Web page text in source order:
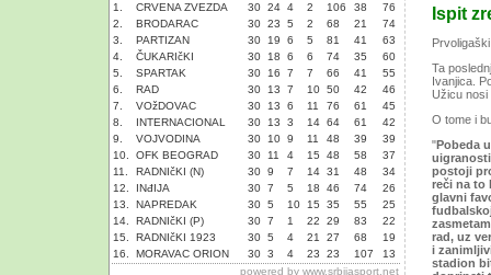
1. CRVENA ZVEZDA 30 24 4 2 106 38
76
2.
BRODARAC 30 23 5 2 68 21
74
3.
PARTIZAN 30 19 6 5 81 41
63
4.
ČUKARIčKI 30 18 6 6 74 35
60
5.
SPARTAK 30 16 7 7 66 41
55
6.
RAD 30 13 7 10 50 42
46
7.
VOžDOVAC 30 13 6 11 76 61
45
8.
INTERNACIONAL 30 13 3 14 64 61
42
9.
VOJVODINA 30 10 9 11 48 39
39
10.
OFK BEOGRAD 30 11 4 15 48 58
37
11.
RADNIčKI (N) 30 9 7 14 31 48
34
12.
INđIJA 30 7 5 18 46 74
26
13.
NAPREDAK 30 5 10 15 35 55
25
14.
RADNIčKI (P) 30 7 1 22 29 83
22
15.
RADNIčKI 1923 30 5 4 21 27 68
19
16.
MORAVAC ORION 30 3 4 23 23 107
13
powered by www.srbijasport.net
Ispit
Ta
Ivanjica.
Užicu nosi
O tome i
"Pobeda
postoji
reči na to
glavni
rad, uz
i
stadion